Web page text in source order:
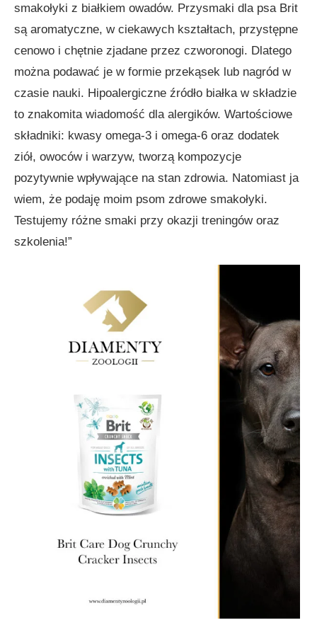
smakołyki z białkiem owadów. Przysmaki dla psa Brit
są aromatyczne, w ciekawych kształtach, przystępne
cenowo i chętnie zjadane przez czworonogi. Dlatego
można podawać je w formie przekąsek lub nagród w
czasie nauki. Hipoalergiczne źródło białka w składzie
to znakomita wiadomość dla alergików. Wartościowe
składniki: kwasy omega-3 i omega-6 oraz dodatek
ziół, owoców i warzyw, tworzą kompozycje
pozytywnie wpływające na stan zdrowia. Natomiast ja
wiem, że podaję moim psom zdrowe smakołyki.
Testujemy różne smaki przy okazji treningów oraz
szkolenia!”